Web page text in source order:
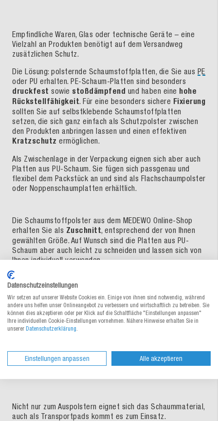
Empfindliche Waren, Glas oder technische Geräte – eine
Vielzahl an Produkten benötigt auf dem Versandweg
zusätzlichen Schutz.
Die Lösung: polsternde Schaumstoffplatten, die Sie aus PE
oder PU erhalten. PE-Schaum-Platten sind besonders
druckfest sowie stoßdämpfend und haben eine hohe
Rückstellfähigkeit. Für eine besonders sichere Fixierung
sollten Sie auf selbstklebende Schaumstoffplatten
setzen, die sich ganz einfach als Schutzpolster zwischen
den Produkten anbringen lassen und einen effektiven
Kratzschutz ermöglichen.
Als Zwischenlage in der Verpackung eignen sich aber auch
Platten aus PU-Schaum. Sie fügen sich passgenau und
flexibel dem Packstück an und sind als Flachschaumpolster
oder Noppenschaumplatten erhältlich.
Die Schaumstoffpolster aus dem MEDEWO Online-Shop
erhalten Sie als Zuschnitt, entsprechend der von Ihnen
gewählten Größe. Auf Wunsch sind die Platten aus PU-
Schaum aber auch leicht zu schneiden und lassen sich von
Ihnen individuell verwenden.
Besonders innovativ ist die
Schaumverpackung aus PU-Schaum, die sich exakt der
Form Ihrer Produkte anpasst. Die Polsterkissen werden
flach angeliefert und sparen somit Lagerplatz, während
sich bei Verwendung das Schaumpolster ausdehnt (ein
Volumen bis 15 Liter ist möglich) und sich passgenau um
INSTAPAK QUICK® sind die idealeHohlraumfüllungfür
jeden Karton, wenn Sie darin hochwertige Waren oder
Nicht nur zum Auspolstern eignet sich das Schaummaterial,
auch als Transportpads kommt es zum Einsatz.
Datenschutzeinstellungen
Wir setzen auf unserer Website Cookies ein. Einige von ihnen sind notwendig, während
andere uns helfen unser Onlineangebot zu verbessern und wirtschaftlich zu betreiben. Sie
können dies akzeptieren oder per Klick auf die Schaltfläche "Einstellungen anpassen"
Ihre individuellen Cookie-Einstellungen vornehmen. Nähere Hinweise erhalten Sie in
unserer Datenschutzerklärung.
Einstellungen anpassen Alle akzeptieren